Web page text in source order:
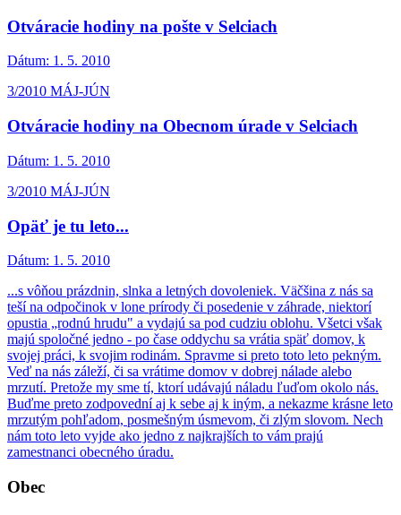
Otváracie hodiny na pošte v Selciach
Dátum: 1. 5. 2010
3/2010 MÁJ-JÚN
Otváracie hodiny na Obecnom úrade v Selciach
Dátum: 1. 5. 2010
3/2010 MÁJ-JÚN
Opäť je tu leto...
Dátum: 1. 5. 2010
...s vôňou prázdnin, slnka a letných dovoleniek. Väčšina z nás sa
teší na odpočinok v lone prírody či posedenie v záhrade, niektorí
opustia „rodnú hrudu" a vydajú sa pod cudziu oblohu. Všetci však
majú spoločné jedno - po čase oddychu sa vrátia späť domov, k
svojej práci, k svojim rodinám. Spravme si preto toto leto pekným.
Veď na nás záleží, či sa vrátime domov v dobrej nálade alebo
mrzutí. Pretože my sme tí, ktorí udávajú náladu ľuďom okolo nás.
Buďme preto zodpovední aj k sebe aj k iným, a nekazme krásne leto
mrzutým pohľadom, posmešným úsmevom, či zlým slovom. Nech
nám toto leto vyjde ako jedno z najkrajších to vám prajú
zamestnanci obecného úradu.
Obec